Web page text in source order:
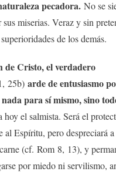
pecadora.No se
miserias. Veraz y sin
de los demás.
de Cristo, el verdadero
25b) arde de entusiasmo
para sí mismo, sino
hoy el salmista. Será el
al Espíritu, pero despreciará
(cf. Rom 8, 13), y
por miedo ni servilismo,